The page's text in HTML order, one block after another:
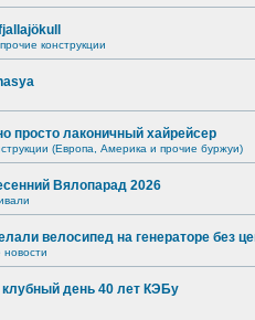
конструкции
просто лаконичный хайрейсер
(Европа, Америка и прочие буржуи)
Вялопарад 2026
велосипед на генераторе без
день 40 лет КЭБу